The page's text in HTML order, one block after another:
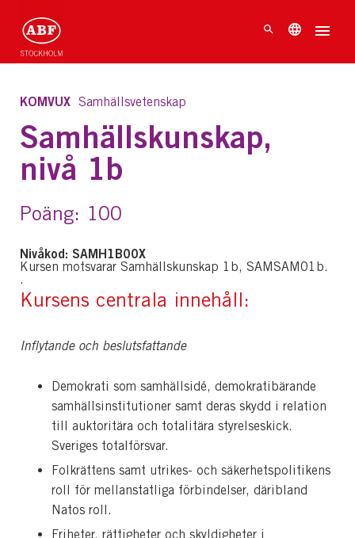
KOMVUX Samhällsvetenskap
Samhällskunskap,
nivå 1b
Poäng: 100
Nivåkod: SAMH1B00X
Kursen motsvarar Samhällskunskap 1b, SAMSAM01b.
.
Kursens centrala innehåll:
Inflytande och beslutsfattande
Demokrati som samhällsidé, demokratibärande
samhällsinstitutioner samt deras skydd i relation
till auktoritära och totalitära styrelseskick.
Sveriges totalförsvar.
Folkrättens samt utrikes- och säkerhetspolitikens
roll för mellanstatliga förbindelser, däribland
Natos roll.
Friheter, rättigheter och skyldigheter i